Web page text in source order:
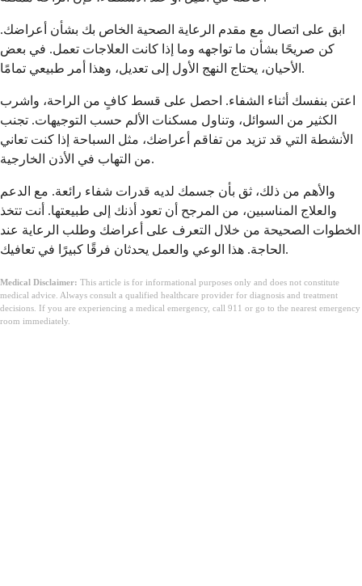
ابق على اتصال مع مقدم الرعاية الصحية الخاص بك بشأن أعراضك.
كن صريحًا بشأن ما تواجهه وما إذا كانت العلاجات تعمل. في بعض
الأحيان، يحتاج النهج الأول إلى تعديل، وهذا أمر طبيعي تمامًا.
اعتن بنفسك أثناء الشفاء. احصل على قسط كافٍ من الراحة، واشرب
الكثير من السوائل، وتناول مسكنات الألم حسب التوجيهات. تجنب
الأنشطة التي قد تزيد من تفاقم أعراضك، مثل السباحة إذا كنت تعاني
من التهاب في الأذن الخارجية.
والأهم من ذلك، ثق بأن جسمك لديه قدرات شفاء رائعة. مع الدعم
والعلاج المناسبين، من المرجح أن تعود أذنك إلى طبيعتها. أنت تتخذ
الخطوات الصحيحة من خلال التعرف على أعراضك وطلب الرعاية عند
الحاجة. هذا الوعي والعمل يحدثان فرقًا كبيرًا في تعافيك.
Medical Disclaimer: This article is for informational purposes only and does not constitute
medical advice. Always consult a qualified healthcare provider for diagnosis and treatment
decisions. If you are experiencing a medical emergency, call 911 or go to the nearest emergency
room immediately.